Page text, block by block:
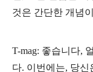
것은 간단한 개념
T-mag: 좋습니다,
다. 이번에는, 당신